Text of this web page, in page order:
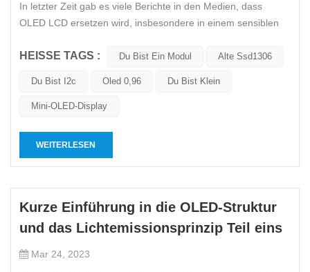
In letzter Zeit gab es viele Berichte in den Medien, dass
OLED LCD ersetzen wird, insbesondere in einem sensiblen
ihr Layout auf OLED verstärken. Diese Ansicht ist noch
HEISSE TAGS : Du Bist Ein Modul Alte Ssd1306
Du Bist I2c Oled 0,96 Du Bist Klein
Mini-OLED-Display
WEITERLESEN
Kurze Einführung in die OLED-Struktur
und das Lichtemissionsprinzip Teil eins
Mar 24, 2023